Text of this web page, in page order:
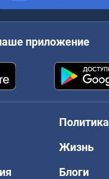
приложение
Политика
Жизнь
Блоги